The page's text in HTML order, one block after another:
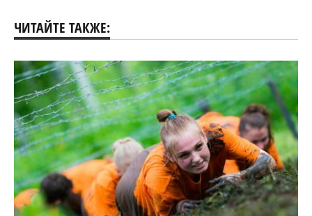
ЧИТАЙТЕ ТАКЖЕ: